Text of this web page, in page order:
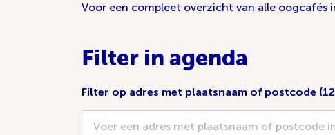
Voor een compleet overzicht van alle oogcafés
Filter in agenda
Filter op adres met plaatsnaam of postcode